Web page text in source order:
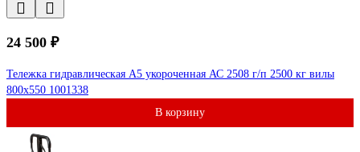
24 500 ₽
Тележка гидравлическая А5 укороченная АС 2508 г/п 2500 кг вилы
800x550 1001338
В корзину